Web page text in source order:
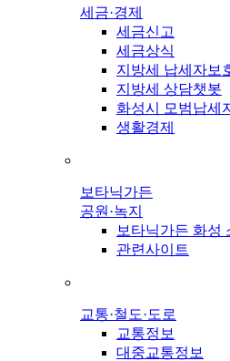
세금·경제
세금신고
세금상식
지방세 납세자보
지방세 상담챗봇
화성시 모범납세
생활경제
보타닉가든
공원·녹지
보타닉가든 화성
관련사이트
교통·철도·도로
교통정보
대중교통정보